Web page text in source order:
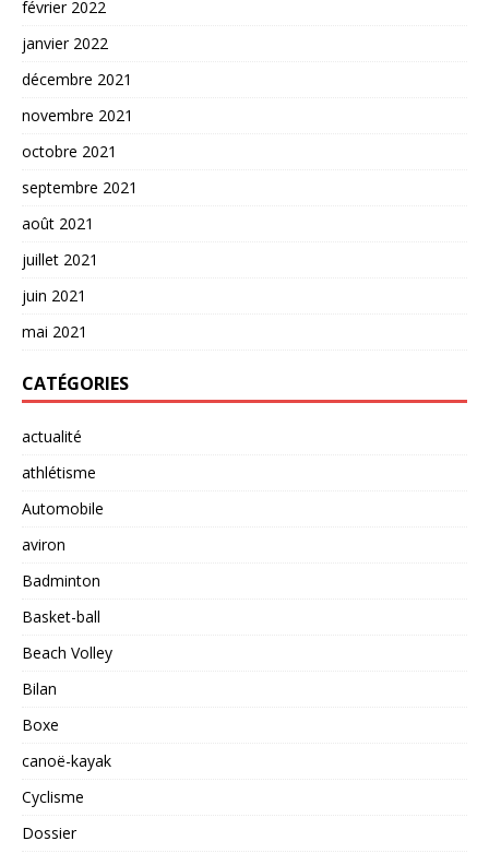
février 2022
janvier 2022
décembre 2021
novembre 2021
octobre 2021
septembre 2021
août 2021
juillet 2021
juin 2021
mai 2021
CATÉGORIES
actualité
athlétisme
Automobile
aviron
Badminton
Basket-ball
Beach Volley
Bilan
Boxe
canoë-kayak
Cyclisme
Dossier